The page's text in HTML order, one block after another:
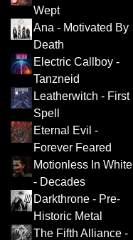
Wept
Ana - Motivated By
Death
Electric Callboy -
Tanzneid
Leatherwitch - First
Spell
Eternal Evil -
Forever Feared
Motionless In White
- Decades
Darkthrone - Pre-
Historic Metal
The Fifth Alliance -